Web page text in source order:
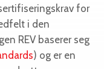
for
i den
REV baserer seg
) og er en